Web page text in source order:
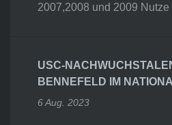
2007,2008 und 2009
USC-
BENNEFELD IM
6 Aug. 2023